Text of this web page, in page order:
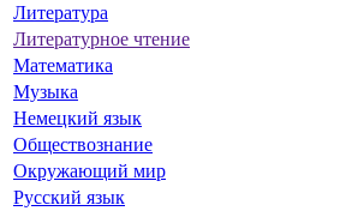
Литература
Литературное чтение
Математика
Музыка
Немецкий язык
Обществознание
Окружающий мир
Русский язык